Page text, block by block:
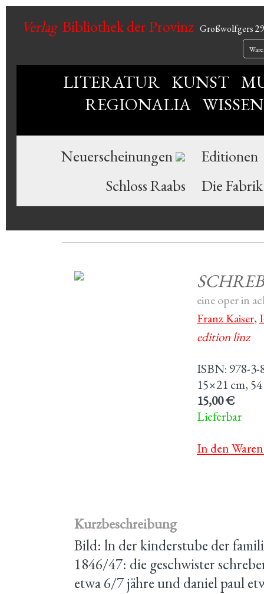
VerlagBibliothek der Provinz Großwolfgers 29
LITERATUR KUNST
REGIONALIA
Neuerscheinungen
Editionen
Schloss Raabs
Die Fabrik
eine oper in
Franz Kaiser,
edition linz
ISBN: 978-3-
15×21 cm,
15,00 €
Lieferbar
In den
Kurzbeschreibung
Bild: ln der kinderstube der
1846/47: die geschwister
etwa 6/7 jähre und daniel paul